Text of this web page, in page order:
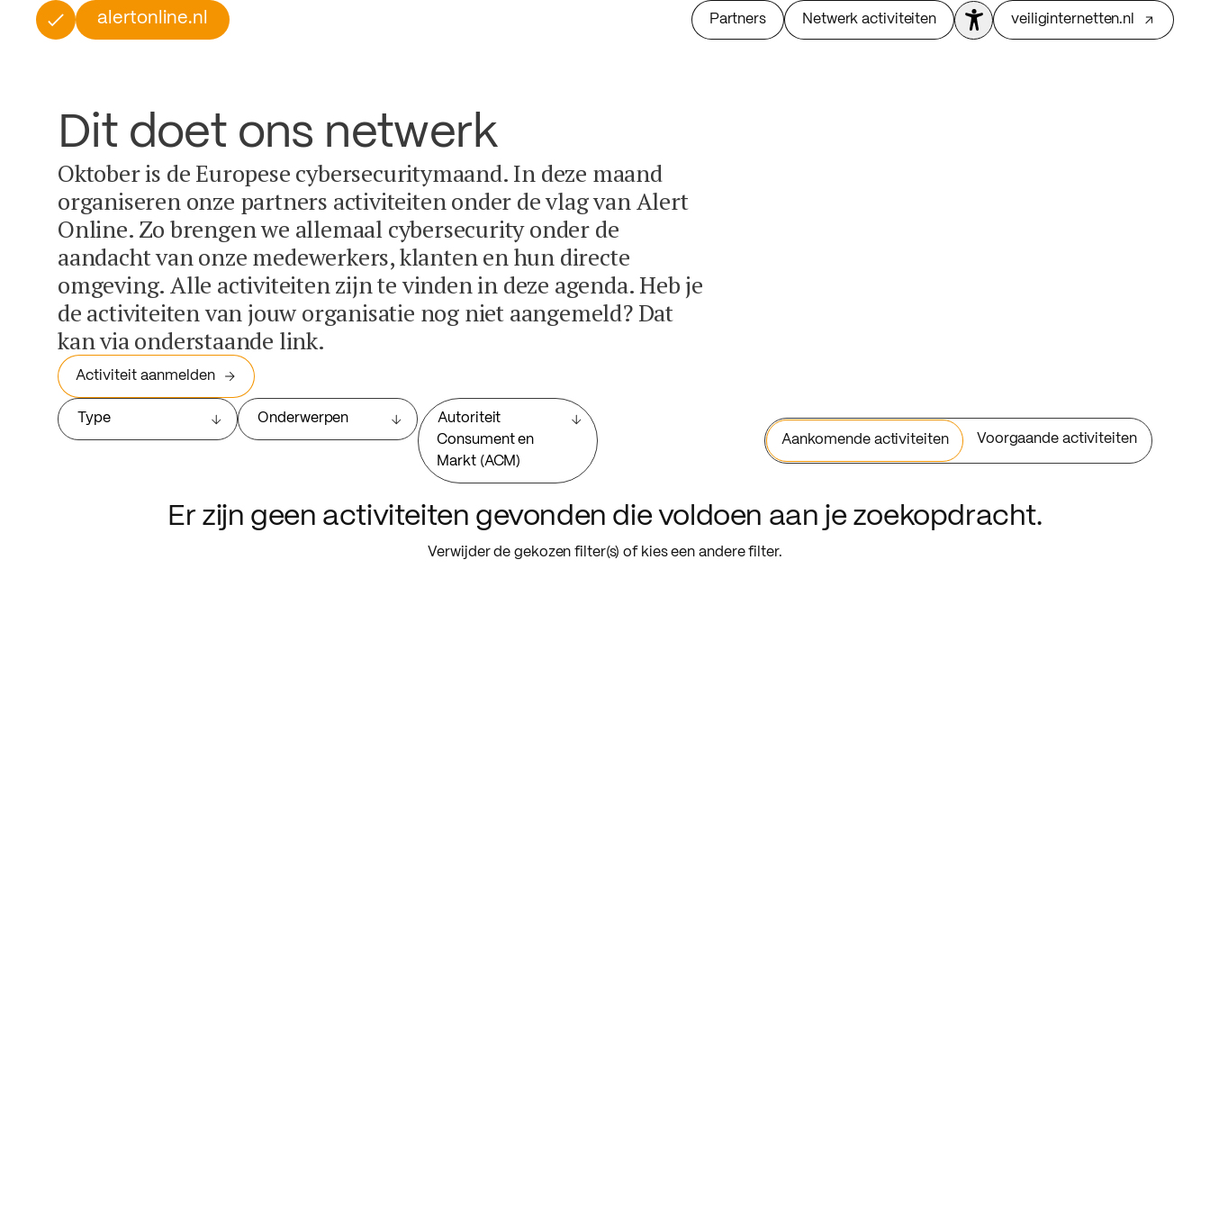
alertonline.nl Partners Netwerk activiteiten veiliginternetten.nl
Dit doet ons netwerk
Oktober is de Europese cybersecuritymaand. In deze maand
organiseren onze partners activiteiten onder de vlag van Alert
Online. Zo brengen we allemaal cybersecurity onder de
aandacht van onze medewerkers, klanten en hun directe
omgeving. Alle activiteiten zijn te vinden in deze agenda. Heb je
de activiteiten van jouw organisatie nog niet aangemeld? Dat
kan via onderstaande link.
Activiteit aanmelden
Type Onderwerpen
Autoriteit
Consument en
Markt (ACM)
Aankomende activiteiten Voorgaande activiteiten
Er zijn geen activiteiten gevonden die voldoen aan je zoekopdracht.
Verwijder de gekozen filter(s) of kies een andere filter.